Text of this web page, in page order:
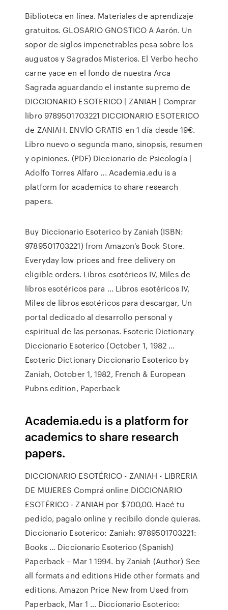
Biblioteca en línea. Materiales de aprendizaje
gratuitos. GLOSARIO GNOSTICO A Aarón. Un
sopor de siglos impenetrables pesa sobre los
augustos y Sagrados Misterios. El Verbo hecho
carne yace en el fondo de nuestra Arca
Sagrada aguardando el instante supremo de
DICCIONARIO ESOTERICO | ZANIAH | Comprar
libro 9789501703221 DICCIONARIO ESOTERICO
de ZANIAH. ENVÍO GRATIS en 1 día desde 19€.
Libro nuevo o segunda mano, sinopsis, resumen
y opiniones. (PDF) Diccionario de Psicología |
Adolfo Torres Alfaro ... Academia.edu is a
platform for academics to share research
papers.
Buy Diccionario Esoterico by Zaniah (ISBN:
9789501703221) from Amazon's Book Store.
Everyday low prices and free delivery on
eligible orders. Libros esotéricos IV, Miles de
libros esotéricos para ... Libros esotéricos IV,
Miles de libros esotéricos para descargar, Un
portal dedicado al desarrollo personal y
espiritual de las personas. Esoteric Dictionary
Diccionario Esoterico (October 1, 1982 ...
Esoteric Dictionary Diccionario Esoterico by
Zaniah, October 1, 1982, French & European
Pubns edition, Paperback
Academia.edu is a platform for
academics to share research
papers.
DICCIONARIO ESOTÉRICO - ZANIAH - LIBRERIA
DE MUJERES Comprá online DICCIONARIO
ESOTÉRICO - ZANIAH por $700,00. Hacé tu
pedido, pagalo online y recibilo donde quieras.
Diccionario Esoterico: Zaniah: 9789501703221:
Books ... Diccionario Esoterico (Spanish)
Paperback – Mar 1 1994. by Zaniah (Author) See
all formats and editions Hide other formats and
editions. Amazon Price New from Used from
Paperback, Mar 1 … Diccionario Esoterico: